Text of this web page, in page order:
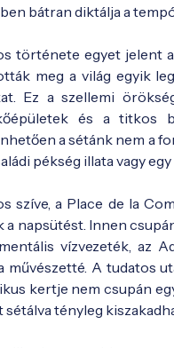
bátran diktálja a
története egyet jelent
meg a világ egyik
Ez a szellemi
és a titkos
a sétánk nem a
pékség illata vagy
szíve, a Place de la
a napsütést. Innen
vízvezeték, az
művészetté. A tudatos
kertje nem csupán
sétálva tényleg